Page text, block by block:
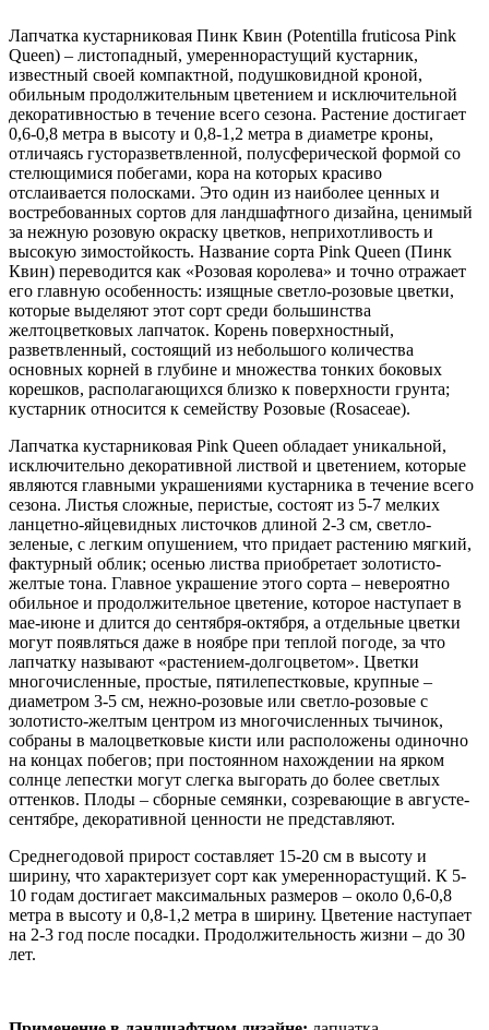
Лапчатка кустарниковая Пинк Квин (Potentilla fruticosa Pink
Queen) – листопадный, умереннорастущий кустарник,
известный своей компактной, подушковидной кроной,
обильным продолжительным цветением и исключительной
декоративностью в течение всего сезона. Растение достигает
0,6-0,8 метра в высоту и 0,8-1,2 метра в диаметре кроны,
отличаясь густоразветвленной, полусферической формой со
стелющимися побегами, кора на которых красиво
отслаивается полосками. Это один из наиболее ценных и
востребованных сортов для ландшафтного дизайна, ценимый
за нежную розовую окраску цветков, неприхотливость и
высокую зимостойкость. Название сорта Pink Queen (Пинк
Квин) переводится как «Розовая королева» и точно отражает
его главную особенность: изящные светло-розовые цветки,
которые выделяют этот сорт среди большинства
желтоцветковых лапчаток. Корень поверхностный,
разветвленный, состоящий из небольшого количества
основных корней в глубине и множества тонких боковых
корешков, располагающихся близко к поверхности грунта;
кустарник относится к семейству Розовые (Rosaceae).
Лапчатка кустарниковая Pink Queen обладает уникальной,
исключительно декоративной листвой и цветением, которые
являются главными украшениями кустарника в течение всего
сезона. Листья сложные, перистые, состоят из 5-7 мелких
ланцетно-яйцевидных листочков длиной 2-3 см, светло-
зеленые, с легким опушением, что придает растению мягкий,
фактурный облик; осенью листва приобретает золотисто-
желтые тона. Главное украшение этого сорта – невероятно
обильное и продолжительное цветение, которое наступает в
мае-июне и длится до сентября-октября, а отдельные цветки
могут появляться даже в ноябре при теплой погоде, за что
лапчатку называют «растением-долгоцветом». Цветки
многочисленные, простые, пятилепестковые, крупные –
диаметром 3-5 см, нежно-розовые или светло-розовые с
золотисто-желтым центром из многочисленных тычинок,
собраны в малоцветковые кисти или расположены одиночно
на концах побегов; при постоянном нахождении на ярком
солнце лепестки могут слегка выгорать до более светлых
оттенков. Плоды – сборные семянки, созревающие в августе-
сентябре, декоративной ценности не представляют.
Среднегодовой прирост составляет 15-20 см в высоту и
ширину, что характеризует сорт как умереннорастущий. К 5-
10 годам достигает максимальных размеров – около 0,6-0,8
метра в высоту и 0,8-1,2 метра в ширину. Цветение наступает
на 2-3 год после посадки. Продолжительность жизни – до 30
лет.